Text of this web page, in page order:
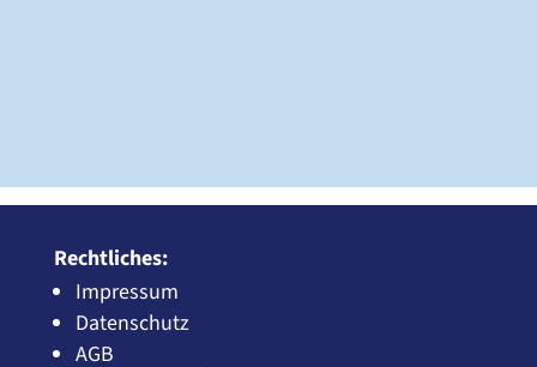
Rechtliches:
Impressum
Datenschutz
AGB